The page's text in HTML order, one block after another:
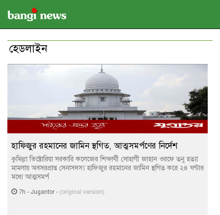
হেডলাইন
হাফিজুর রহমানের জামিন স্থগিত, আত্মসমর্পণের নির্দেশ
কুমিল্লা ভিক্টোরিয়া সরকারি কলেজের শিক্ষার্থী সোহাগী জাহান ওরফে তনু হত্যা
মামলায় অবসরপ্রাপ্ত সেনাসদস্য হাফিজুর রহমানের জামিন স্থগিত করে ২৪ ঘণ্টার
মধ্যে আত্মসমর্প
7h - Jugantor - (original version)